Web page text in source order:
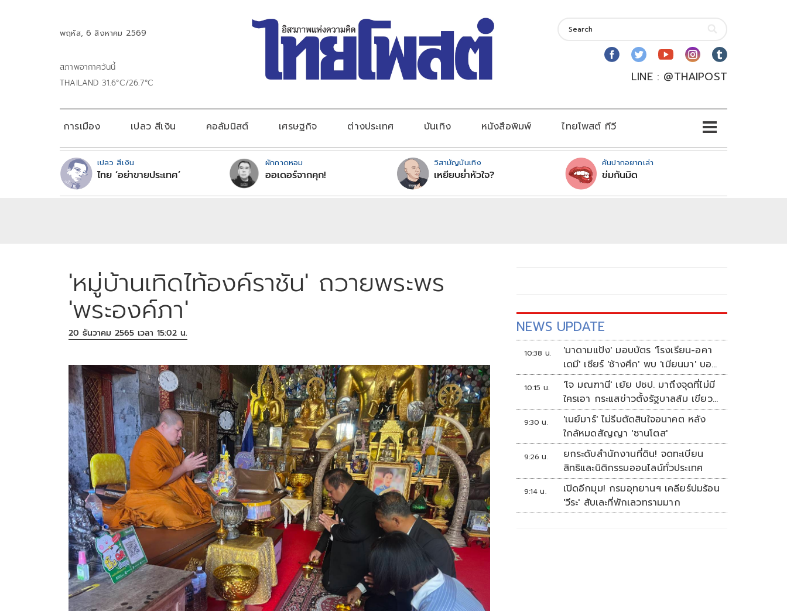
พฤหัส, 6 สิงหาคม 2569
สภาพอากาศวันนี้
THAILAND 31.6°C/26.7°C
LINE : @THAIPOST
การเมือง เปลว สีเงิน คอลัมนิสต์ เศรษฐกิจ ต่างประเทศ บันเทิง หนังสือพิมพ์ ไทยโพสต์ ทีวี
เปลว สีเงิน
ไทย ‘อย่าขายประเทศ’
ผักกาดหอม
ออเดอร์จากคุก!
วิสามัญบันเทิง
เหยียบย่ำหัวใจ?
คันปากอยากเล่า
ข่มกันมิด
'หมู่บ้านเทิดไท้องค์ราชัน' ถวายพระพร
'พระองค์ภา'
20 ธันวาคม 2565 เวลา 15:02 น. NEWS UPDATE
10:38 น.
'มาดามแป้ง' มอบบัตร 'โรงเรียน-อคา
เดมี' เชียร์ 'ช้างศึก' พบ 'เมียนมา' บอล
อาเซียน
10:15 น.
'โจ มณฑานี' เย้ย ปชป. มาถึงจุดที่ไม่มี
ใครเอา กระแสข่าวตั้งรัฐบาลส้ม เขียว
แดง ก็ยังไม่มีฟ้าเลย
9:30 น.
'เนย์มาร์' ไม่รีบตัดสินใจอนาคต หลัง
ใกล้หมดสัญญา 'ซานโตส'
9:26 น.
ยกระดับสำนักงานที่ดิน! จดทะเบียน
สิทธิและนิติกรรมออนไลน์ทั่วประเทศ
9:14 น.
เปิดอีกมุม! กรมอุทยานฯ เคลียร์ปมร้อน
'วีระ' สับเละที่พักเลวทรามมาก